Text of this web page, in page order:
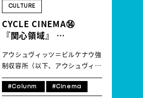
CULTURE
CYCLE CINEMA⑭
『関心領域』
ぐ
アウシュヴィッツ＝ビルケナウ強
制収容所（以下、アウシュヴィッ
ツ）を題材にした『関心領域』
（2024年）は、美しく明るい場
#Colunm #Cinema